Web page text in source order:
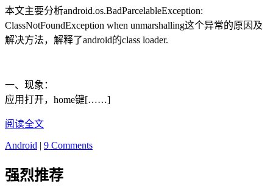
本文主要分析android.os.BadParcelableException:
ClassNotFoundException when unmarshalling这个异常的原因及
解决方法，解释了android的class loader.
一、现象：
应用打开，home键[……]
阅读全文
Android | 9 Comments
强烈推荐